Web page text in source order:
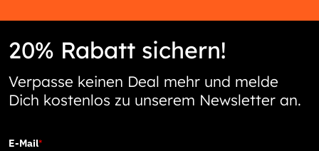
20% Rabatt sichern!
Verpasse keinen Deal mehr und melde
Dich kostenlos zu unserem Newsletter an.
E-Mail*